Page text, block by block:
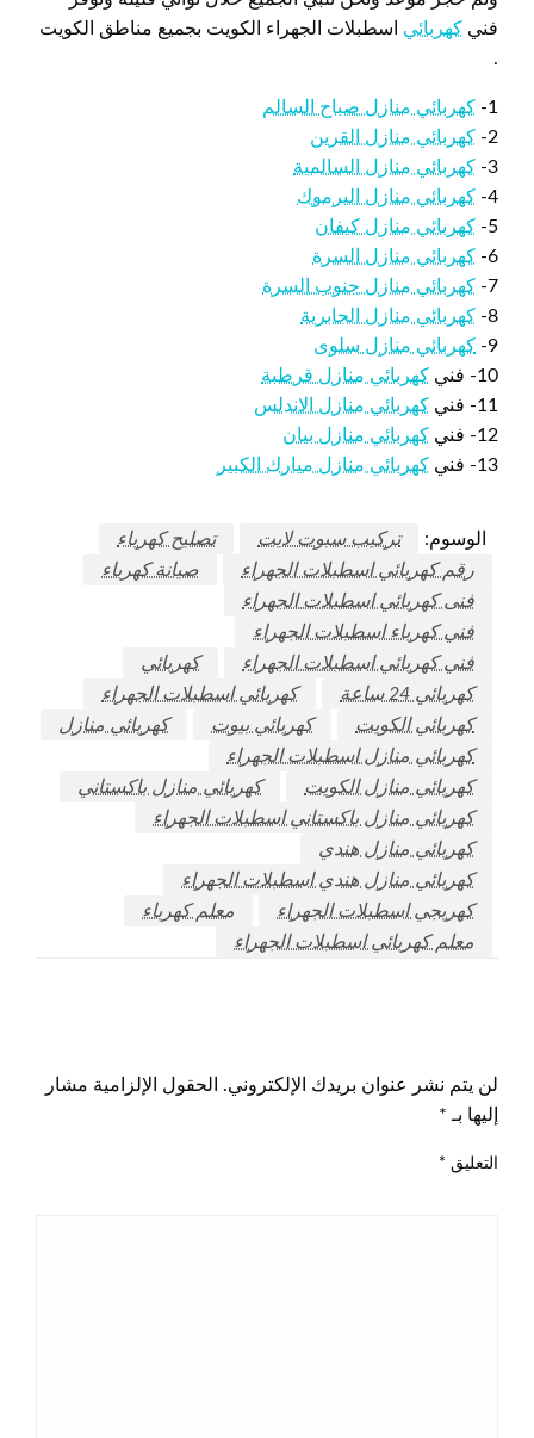
فني كهربائي اسطبلات الجهراء الكويت بجميع مناطق الكويت
.
1-
كهربائي منازل صباح السالم
2-
كهربائي منازل القرين
3-
كهربائي منازل السالمية
4-
كهربائي منازل اليرموك
5-
كهربائي منازل كيفان
6-
كهربائي منازل السرة
7-
كهربائي منازل جنوب السرة
8-
كهربائي منازل الجابرية
9-
كهربائي منازل سلوى
10- فني
كهربائي منازل قرطبة
11- فني
كهربائي منازل الاندلس
12- فني
كهربائي منازل بيان
13- فني
كهربائي منازل ميارك الكبير
الوسوم: تركيب سبوت لايت
تصليح كهرباء
رقم كهربائي اسطبلات الجهراء
صيانة كهرباء
فنى كهربائي اسطبلات الجهراء
فني كهرباء اسطبلات الجهراء
فني كهربائي اسطبلات الجهراء
كهربائي
كهربائي 24 ساعة
كهربائي اسطبلات الجهراء
كهربائي الكويت
كهربائي بيوت
كهربائي منازل
كهربائي منازل اسطبلات الجهراء
كهربائي منازل الكويت
كهربائي منازل باكستاني
كهربائي منازل باكستاني اسطبلات الجهراء
كهربائي منازل هندي
كهربائي منازل هندي اسطبلات الجهراء
كهربجي اسطبلات الجهراء
معلم كهرباء
معلم كهربائي اسطبلات الجهراء
لن يتم نشر عنوان بريدك الإلكتروني.
الحقول الإلزامية مشار
إليها بـ *
التعليق *